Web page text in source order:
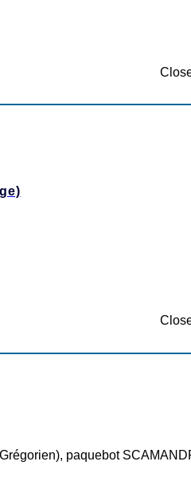
paquebot